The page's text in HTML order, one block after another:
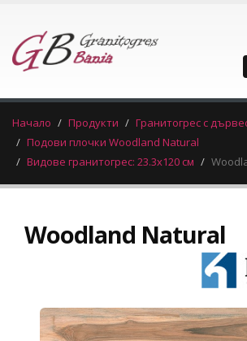
Начало Продукти
Гранитогрес с
Подови плочки Woodland Natural
Видове гранитогрес: 23.3х120 см
Woodland Natural